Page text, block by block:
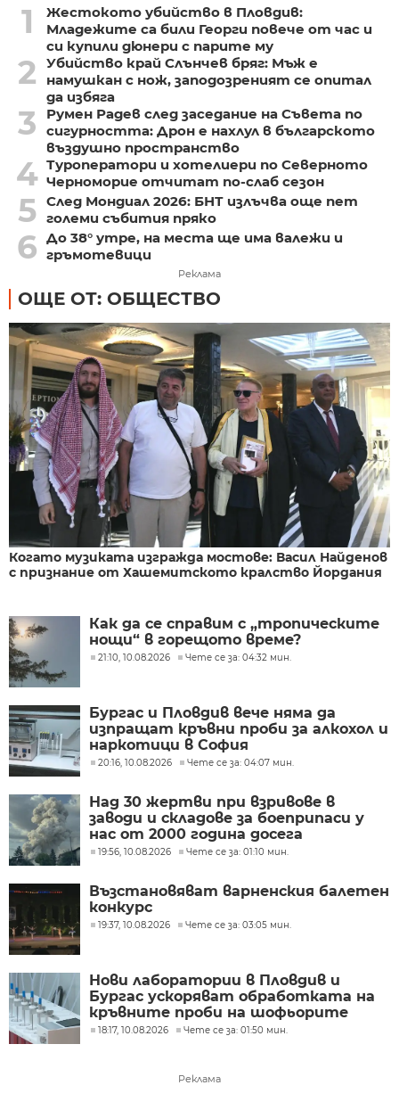
1
Жестокото убийство в Пловдив:
Младежите са били Георги повече от час и
си купили дюнери с парите му
2
Убийство край Слънчев бряг: Мъж е
намушкан с нож, заподозреният се опитал
да избяга
3
Румен Радев след заседание на Съвета по
сигурността: Дрон е нахлул в българското
въздушно пространство
4 Туроператори и хотелиери по Северното
Черноморие отчитат по-слаб сезон
5 След Мондиал 2026: БНТ излъчва още пет
големи събития пряко
6 До 38° утре, на места ще има валежи и
гръмотевици
Реклама
ОЩЕ ОТ: ОБЩЕСТВО
Когато музиката изгражда мостове: Васил Найденов
с признание от Хашемитското кралство Йордания
Как да се справим с „тропическите
нощи“ в горещото време?
21:10, 10.08.2026 Чете се за: 04:32 мин.
Бургас и Пловдив вече няма да
изпращат кръвни проби за алкохол и
наркотици в София
20:16, 10.08.2026 Чете се за: 04:07 мин.
Над 30 жертви при взривове в
заводи и складове за боеприпаси у
нас от 2000 година досега
19:56, 10.08.2026 Чете се за: 01:10 мин.
Възстановяват варненския балетен
конкурс
19:37, 10.08.2026 Чете се за: 03:05 мин.
Нови лаборатории в Пловдив и
Бургас ускоряват обработката на
кръвните проби на шофьорите
18:17, 10.08.2026 Чете се за: 01:50 мин.
Реклама